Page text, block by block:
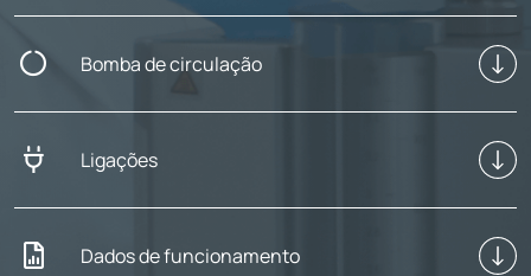
Bomba de circulação
Ligações
Dados de funcionamento